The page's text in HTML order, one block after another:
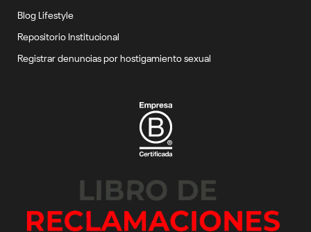
Blog Lifestyle
Repositorio Institucional
Registrar denuncias por hostigamiento sexual